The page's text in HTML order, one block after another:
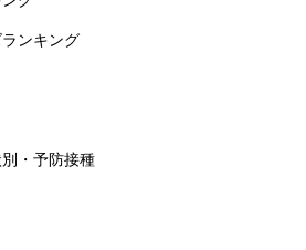
ンキング
・予防接種